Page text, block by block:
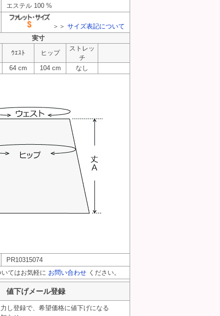
エステル 100 %
＞＞ サイズ表記について
実寸
ｳｴｽﾄ
ヒップ
ストレッ
チ
64 cm
104 cm なし
PR10315074
てはお気軽に お問い合わせ ください。
値下げメール登録
し登録で、希望価格に値下げになる